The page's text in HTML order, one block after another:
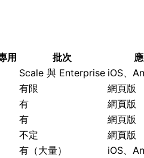
用 批次
Scale 與 Enterprise iOS、
有限
網頁版
有
網頁版
有
網頁版
不定
網頁版
有（大量）
iOS、